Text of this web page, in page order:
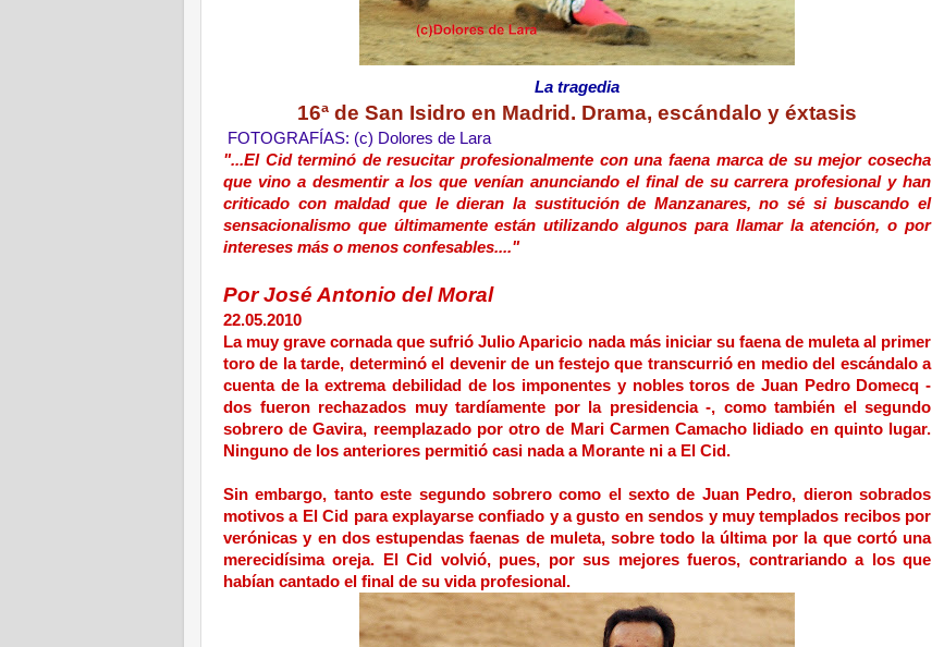
La tragedia
16ª de San Isidro en Madrid. Drama, escándalo y éxtasis
FOTOGRAFÍAS: (c) Dolores de Lara
"...El Cid terminó de resucitar profesionalmente con una faena marca de su mejor cosecha
que vino a desmentir a los que venían anunciando el final de su carrera profesional y han
criticado con maldad que le dieran la sustitución de Manzanares, no sé si buscando el
sensacionalismo que últimamente están utilizando algunos para llamar la atención, o por
intereses más o menos confesables...."
Por José Antonio del Moral
22.05.2010
La muy grave cornada que sufrió Julio Aparicio nada más iniciar su faena de muleta al primer
toro de la tarde, determinó el devenir de un festejo que transcurrió en medio del escándalo a
cuenta de la extrema debilidad de los imponentes y nobles toros de Juan Pedro Domecq -
dos fueron rechazados muy tardíamente por la presidencia -, como también el segundo
sobrero de Gavira, reemplazado por otro de Mari Carmen Camacho lidiado en quinto lugar.
Ninguno de los anteriores permitió casi nada a Morante ni a El Cid.
Sin embargo, tanto este segundo sobrero como el sexto de Juan Pedro, dieron sobrados
motivos a El Cid para explayarse confiado y a gusto en sendos y muy templados recibos por
verónicas y en dos estupendas faenas de muleta, sobre todo la última por la que cortó una
merecidísima oreja. El Cid volvió, pues, por sus mejores fueros, contrariando a los que
habían cantado el final de su vida profesional.